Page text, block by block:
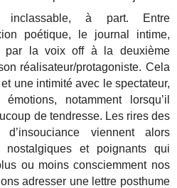
à part. Entre
poétique, le journal intime,
par la voix off à la deuxième
réalisateur/protagoniste. Cela
une intimité avec le spectateur,
notamment lorsqu’il
de tendresse. Les rires des
viennent alors
nostalgiques et poignants qui
ou moins consciemment nos
adresser une lettre posthume